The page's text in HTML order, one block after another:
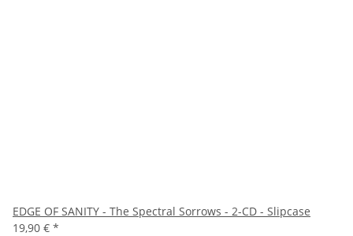
EDGE OF SANITY - The Spectral Sorrows - 2-CD - Slipcase
19,90 € *